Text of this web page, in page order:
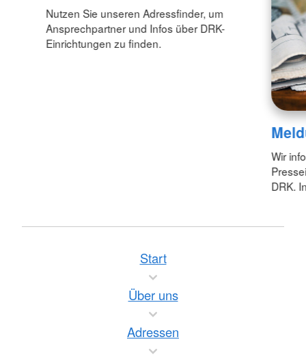
Nutzen Sie unseren Adressfinder, um
Ansprechpartner und Infos über DRK-
Einrichtungen zu finden.
Wir
DRK.
Start
Über uns
Adressen